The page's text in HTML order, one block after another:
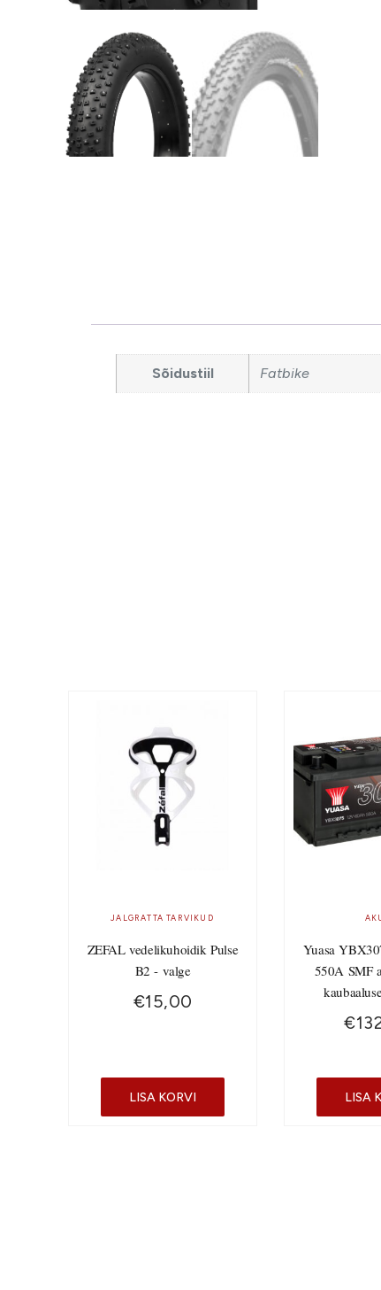
Sõidustiil Fatbike
JALGRATTA TARVIKUD
ZEFAL vedelikuhoidik Pulse
B2 - valge
€15,00
LISA KORVI
Yuasa
550A SMF
€
LISA